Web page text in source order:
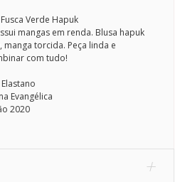
Verde Hapuk
mangas em renda. Blusa hapuk
torcida. Peça linda e
com tudo!
Evangélica
2020